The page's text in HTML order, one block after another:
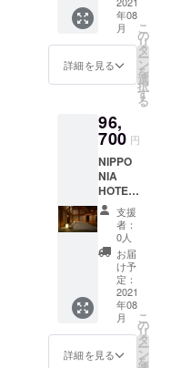
内案内
※体験一
般公開
時間中
平日
金）※休
前日・
特定日
(正月・
GW・お
盆など)
除く
87,700
円（2
名） ご
支援頂
いた方
には、
後日チ
ケット
を発行
させて
年08
月
詳細を見る
こ
の
リ
タ
ー
ン
を
選
択
す
る
96,
700 円
NIPPO
NIA
HOTEL
大洲 城
下町宿
泊 ・1
室2名
1泊2食
付+甲冑
体験&城
内案内
※体験一
般公開
時間中
支援
者：
0人
お届
け予
定：
2021
年08
月
詳細を見る
こ
の
リ
タ
ー
ン
を